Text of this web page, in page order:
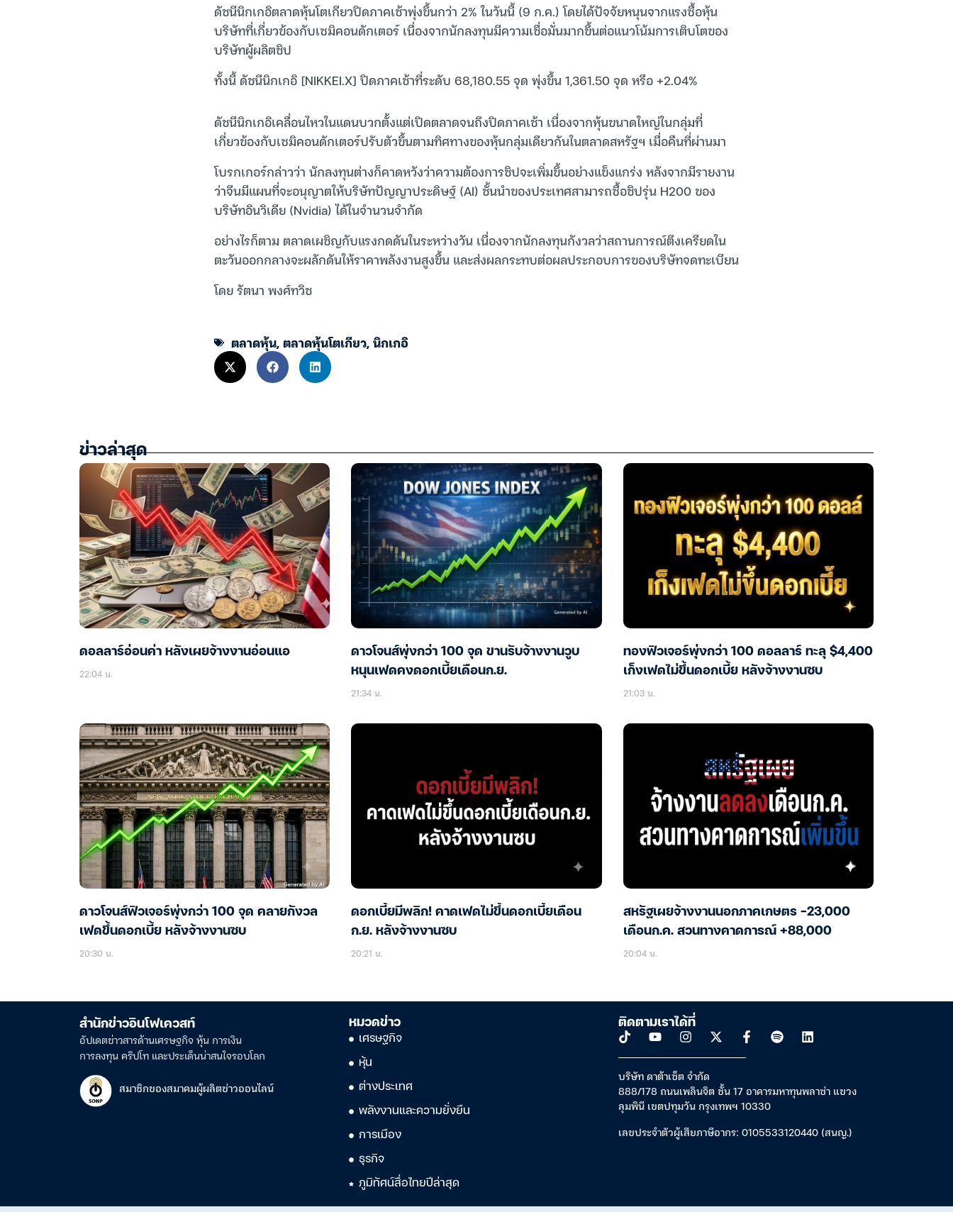
ดัชนีนิกเกอิตลาดหุ้นโตเกียวปิดภาคเช้าพุ่งขึ้นกว่า 2% ในวันนี้ (9 ก.ค.) โดยได้ปัจจัยหนุนจากแรงซื้อหุ้น
บริษัทที่เกี่ยวข้องกับเซมิคอนดักเตอร์ เนื่องจากนักลงทุนมีความเชื่อมั่นมากขึ้นต่อแนวโน้มการเติบโตของ
บริษัทผู้ผลิตชิป
ทั้งนี้ ดัชนีนิกเกอิ [NIKKEI.X] ปิดภาคเช้าที่ระดับ 68,180.55 จุด พุ่งขึ้น 1,361.50 จุด หรือ +2.04%
ดัชนีนิกเกอิเคลื่อนไหวในแดนบวกตั้งแต่เปิดตลาดจนถึงปิดภาคเช้า เนื่องจากหุ้นขนาดใหญ่ในกลุ่มที่
เกี่ยวข้องกับเซมิคอนดักเตอร์ปรับตัวขึ้นตามทิศทางของหุ้นกลุ่มเดียวกันในตลาดสหรัฐฯ เมื่อคืนที่ผ่านมา
โบรกเกอร์กล่าวว่า นักลงทุนต่างก็คาดหวังว่าความต้องการชิปจะเพิ่มขึ้นอย่างแข็งแกร่ง หลังจากมีรายงาน
ว่าจีนมีแผนที่จะอนุญาตให้บริษัทปัญญาประดิษฐ์ (AI) ชั้นนำของประเทศสามารถซื้อชิปรุ่น H200 ของ
บริษัทอินวิเดีย (Nvidia) ได้ในจำนวนจำกัด
อย่างไรก็ตาม ตลาดเผชิญกับแรงกดดันในระหว่างวัน เนื่องจากนักลงทุนกังวลว่าสถานการณ์ตึงเครียดใน
ตะวันออกกลางจะผลักดันให้ราคาพลังงานสูงขึ้น และส่งผลกระทบต่อผลประกอบการของบริษัทจดทะเบียน
โดย รัตนา พงศ์ทวิช
ตลาดหุ้น,ตลาดหุ้นโตเกียว,นิกเกอิ
ข่าวล่าสุด
ดอลลาร์อ่อนค่า หลังเผยจ้างงานอ่อนแอ
22:04 น.
ดาวโจนส์พุ่งกว่า 100 จุด ขานรับจ้างงานวูบ
หนุนเฟดคงดอกเบี้ยเดือนก.ย.
21:34 น.
ทองฟิวเจอร์พุ่งกว่า 100 ดอลลาร์ ทะลุ $4,400
เก็งเฟดไม่ขึ้นดอกเบี้ย หลังจ้างงานซบ
21:03 น.
ดาวโจนส์ฟิวเจอร์พุ่งกว่า 100 จุด คลายกังวล
เฟดขึ้นดอกเบี้ย หลังจ้างงานซบ
20:30 น.
ดอกเบี้ยมีพลิก! คาดเฟดไม่ขึ้นดอกเบี้ยเดือน
ก.ย. หลังจ้างงานซบ
20:21 น.
สหรัฐเผยจ้างงานนอกภาคเกษตร -23,000
เดือนก.ค. สวนทางคาดการณ์ +88,000
20:04 น.
สำนักข่าวอินโฟเควสท์
อัปเดตข่าวสารด้านเศรษฐกิจ หุ้น การเงิน
การลงทุน คริปโท และประเด็นน่าสนใจรอบโลก
สมาชิกของสมาคมผู้ผลิตข่าวออนไลน์
หมวดข่าว
เศรษฐกิจ
หุ้น
ต่างประเทศ
พลังงานและความยั่งยืน
การเมือง
ธุรกิจ
ภูมิทัศน์สื่อไทยปีล่าสุด
ติดตามเราได้ที่
บริษัท ดาต้าเซ็ต จำกัด
888/178 ถนนเพลินจิต ชั้น 17 อาคารมหาทุนพลาซ่า แขวง
ลุมพินี เขตปทุมวัน กรุงเทพฯ 10330
เลขประจำตัวผู้เสียภาษีอากร: 0105533120440 (สนญ.)